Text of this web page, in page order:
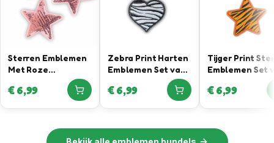
Sterren Emblemen
Met Roze
€6,99
Zebra Print Harten
Emblemen Set van
€6,99
Tijger Print
Emblemen Set
€6,99